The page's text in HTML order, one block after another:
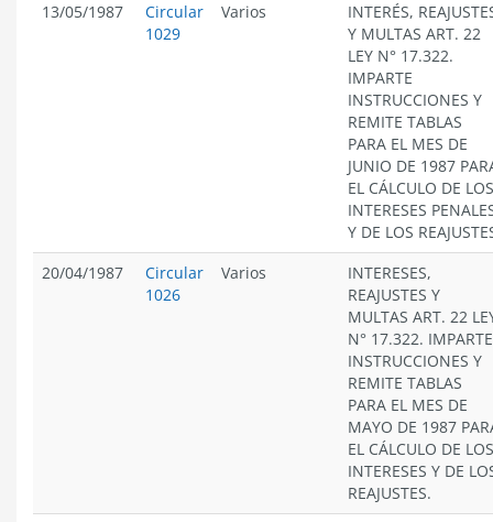
13/05/1987
Circular
1029
Varios
INTERÉS,
Y MULTAS ART. 22
LEY N° 17.322.
IMPARTE
INSTRUCCIONES Y
REMITE TABLAS
PARA EL MES DE
JUNIO DE 1987
EL CÁLCULO DE LOS
INTERESES
Y DE LOS
20/04/1987
Circular
1026
Varios
INTERESES,
REAJUSTES Y
MULTAS ART. 22
N° 17.322. IMPARTE
INSTRUCCIONES Y
REMITE TABLAS
PARA EL MES DE
MAYO DE 1987
EL CÁLCULO DE LOS
INTERESES Y DE
REAJUSTES.